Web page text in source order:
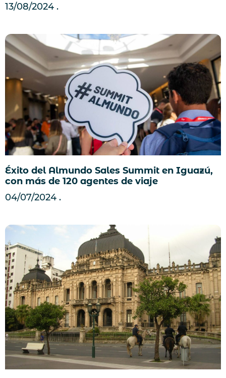
13/08/2024
Éxito del Almundo Sales Summit en Iguazú,
con más de 120 agentes de viaje
04/07/2024